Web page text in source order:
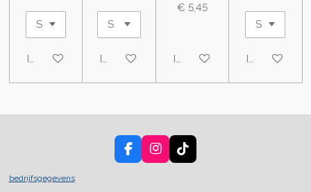
In winkelwagenIn winkelwagen
€ 5,45
In winkelwagenIn
F
a
I
n
T
i
bedrijfsgegevens